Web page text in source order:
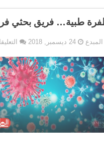
طبية… فريق بحثي
المبدع 24 ديسمبر, 2018